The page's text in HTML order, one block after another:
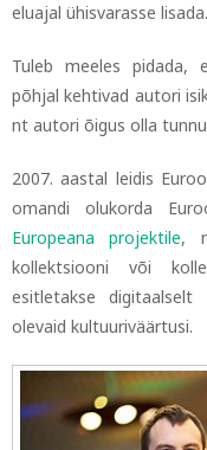
eluajal ühisvarasse lisada.
Tuleb meeles pidada,
põhjal kehtivad autori
nt autori õigus olla
2007. aastal leidis
omandi olukorda
Europeana projektile,
kollektsiooni või
esitletakse digitaalselt
olevaid kultuuriväärtusi.